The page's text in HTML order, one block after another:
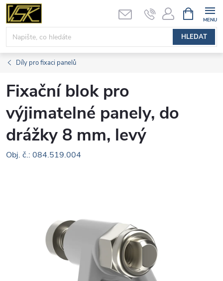
Přejít
obsah
HLEDAT
NÁKUPNÍ
KOŠÍK
Díly pro fixaci panelů
Fixační blok pro
výjimatelné panely, do
drážky 8 mm, levý
Obj. č.: 084.519.004